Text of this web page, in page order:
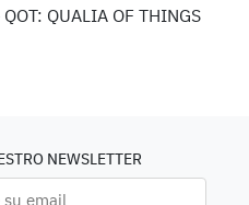
QUALIA OF THINGS
NEWSLETTER